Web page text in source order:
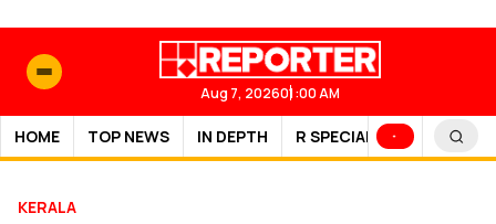
Aug 7, 202601:00 AM
HOME TOP NEWS IN DEPTH R SPECIAL SPORTS
KERALA